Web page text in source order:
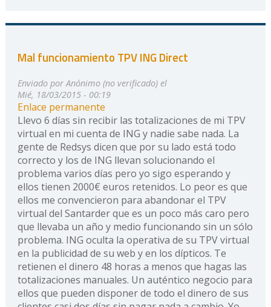
Mal funcionamiento TPV ING Direct
Enviado por Anónimo (no verificado)el
Mié, 18/03/2015 - 00:19
Enlace permanente
Llevo 6 días sin recibir las totalizaciones de mi TPV
virtual en mi cuenta de ING y nadie sabe nada. La
gente de Redsys dicen que por su lado está todo
correcto y los de ING llevan solucionando el
problema varios días pero yo sigo esperando y
ellos tienen 2000€ euros retenidos. Lo peor es que
ellos me convencieron para abandonar el TPV
virtual del Santarder que es un poco más caro pero
que llevaba un año y medio funcionando sin un sólo
problema. ING oculta la operativa de su TPV virtual
en la publicidad de su web y en los dípticos. Te
retienen el dinero 48 horas a menos que hagas las
totalizaciones manuales. Un auténtico negocio para
ellos que pueden disponer de todo el dinero de sus